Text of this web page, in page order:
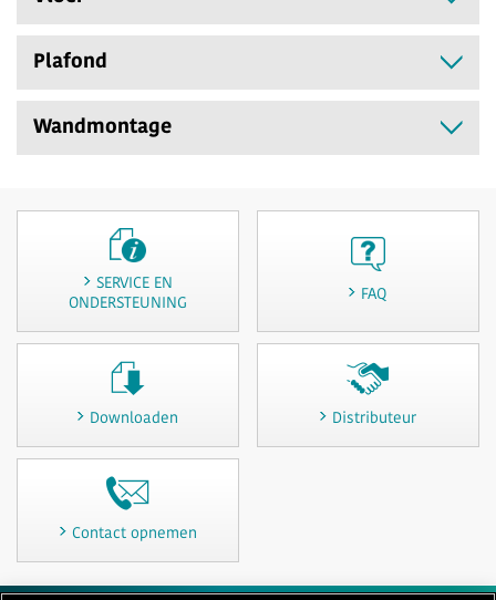
Plafond
Wandmontage
SERVICE EN
ONDERSTEUNING
FAQ
Downloaden Distributeur
Contact opnemen